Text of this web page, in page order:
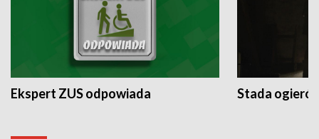
Ekspert ZUS odpowiada Stada